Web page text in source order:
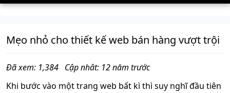
Mẹo nhỏ cho thiết kế web bán hàng vượt trội
Đã xem: 1,384 Cập nhât: 12 năm trước
Khi bước vào một trang web bất kì thì suy nghĩ đầu tiên